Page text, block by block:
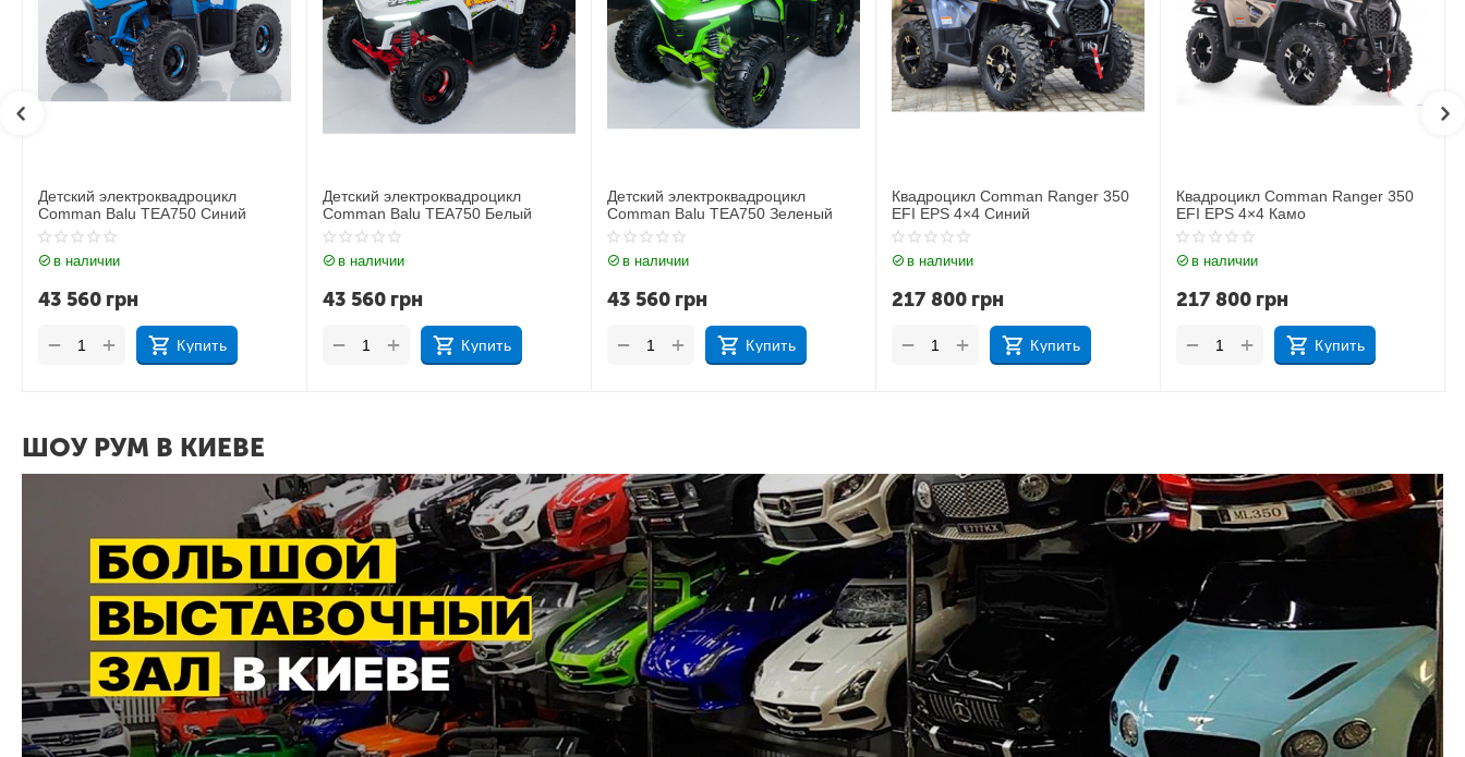
Детский электроквадроцикл
Comman Balu TEA750 Белый
в наличии
43 560 грн
Купить
+
−
Детский электроквадроцикл
Comman Balu TEA750 Зеленый
в наличии
43 560 грн
Купить
+
−
Квадроцикл Comman Ranger 350
EFI EPS 4×4 Синий
в наличии
217 800грн
Купить
+
−
Квадроцикл Comman Ranger 350
EFI EPS 4×4 Камо
в наличии
217 800 грн
Купить
+
−
Электроквадроцикл Motoleader
PIONEER 1000W
в наличии
32 000грн
Купить
+
−
ШОУ РУМ В КИЕВЕ